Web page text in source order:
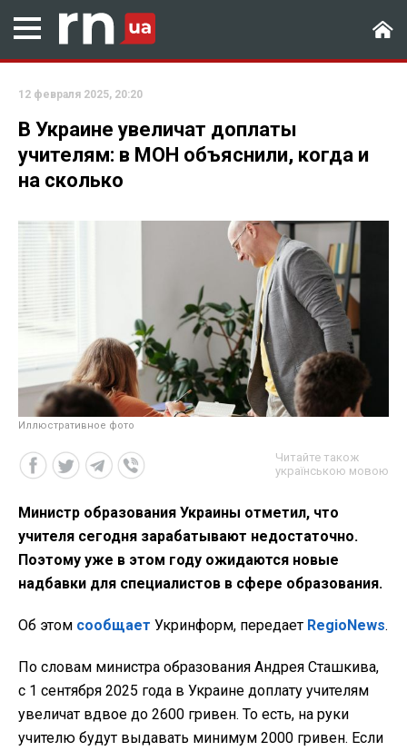
12 февраля 2025, 20:20
В Украине увеличат доплаты
учителям: в МОН объяснили, когда и
на сколько
Иллюстративное фото
Читайте також
українською мовою
Министр образования Украины отметил, что
учителя сегодня зарабатывают недостаточно.
Поэтому уже в этом году ожидаются новые
надбавки для специалистов в сфере образования.
Об этом сообщает Укринформ, передает RegioNews.
По словам министра образования Андрея Сташкива,
с 1 сентября 2025 года в Украине доплату учителям
увеличат вдвое до 2600 гривен. То есть, на руки
учителю будут выдавать минимум 2000 гривен. Если